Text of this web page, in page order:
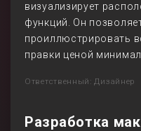
визуализирует
функций. Он
проиллюстрировать
правки ценой
Ответственный: Дизайнер
Разработка